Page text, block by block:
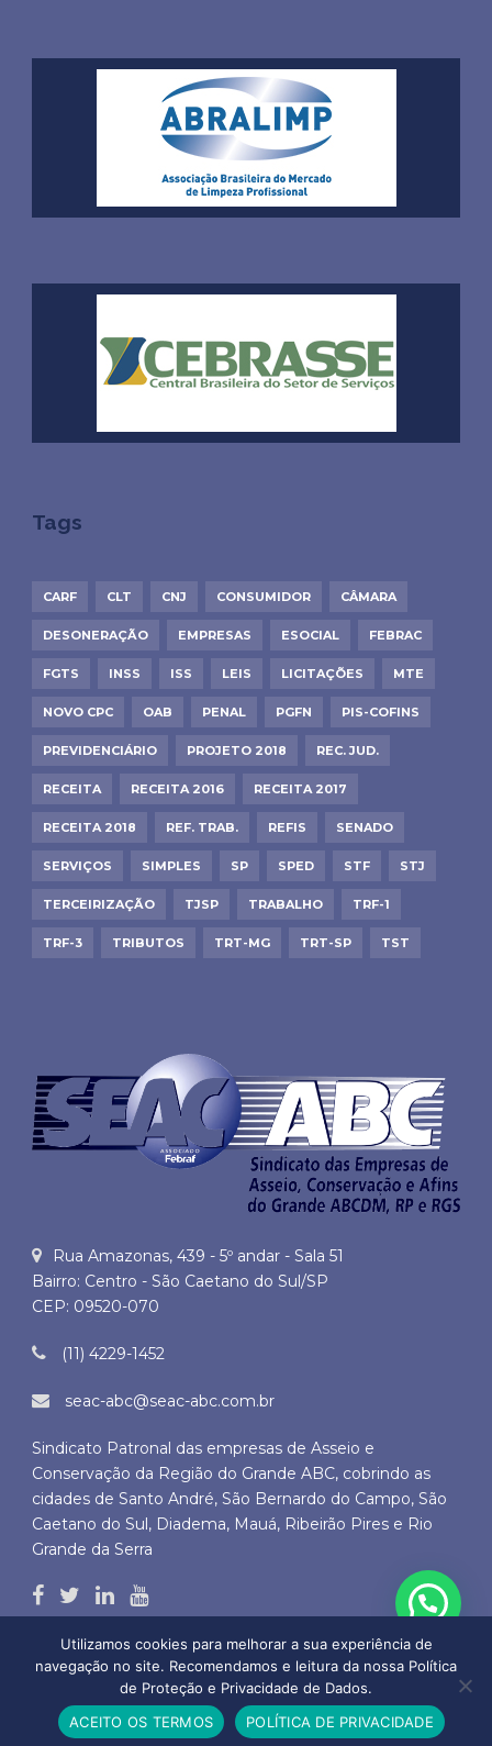
Tags
CARF CLT CNJ CONSUMIDOR CÂMARA
DESONERAÇÃO EMPRESAS ESOCIAL FEBRAC
FGTS INSS ISS LEIS LICITAÇÕES MTE
NOVO CPC OAB PENAL PGFN PIS-COFINS
PREVIDENCIÁRIO PROJETO 2018 REC. JUD.
RECEITA RECEITA 2016 RECEITA 2017
RECEITA 2018 REF. TRAB. REFIS SENADO
SERVIÇOS SIMPLES SP SPED STF STJ
TERCEIRIZAÇÃO TJSP TRABALHO TRF-1
TRF-3 TRIBUTOS TRT-MG TRT-SP TST
Rua Amazonas, 439 - 5º andar - Sala 51
Bairro: Centro - São Caetano do Sul/SP
CEP: 09520-070
(11) 4229-1452
seac-abc@seac-abc.com.br
Sindicato Patronal das empresas de Asseio e
Conservação da Região do Grande ABC, cobrindo as
cidades de Santo André, São Bernardo do Campo, São
Caetano do Sul, Diadema, Mauá, Ribeirão Pires e Rio
Grande da Serra
Copyright © 2026 SEAC ABC - Todos os direitos autorais reservados
by BLD DO BRASIL SERVIÇOS DE INTERNET LTDA.
Utilizamos cookies para melhorar a sua experiência de
navegação no site. Recomendamos e leitura da nossa Política
de Proteção e Privacidade de Dados.
ACEITO OS TERMOS
POLÍTICA DE PRIVACIDADE